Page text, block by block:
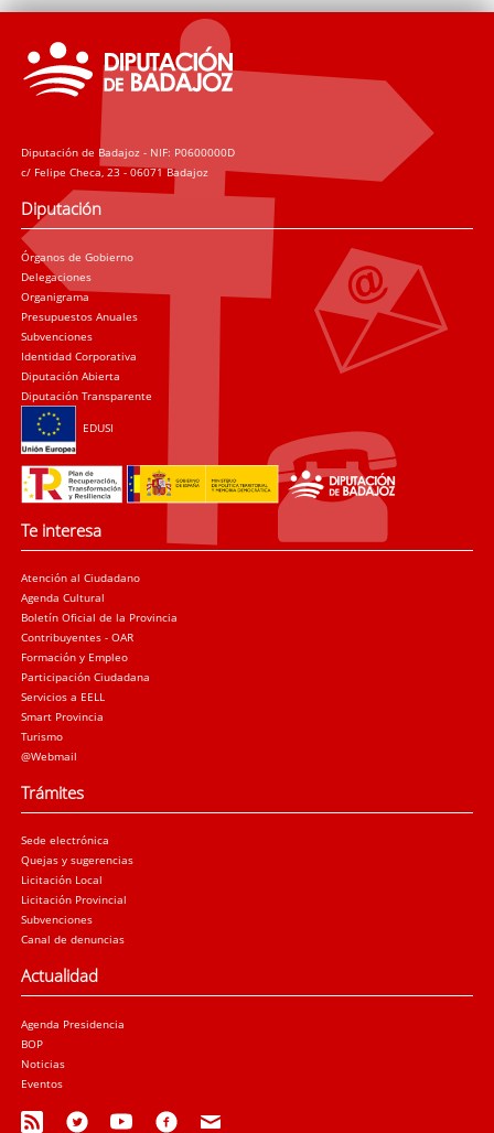
Diputación de Badajoz - NIF: P0600000D
c/ Felipe Checa, 23 - 06071 Badajoz
Diputación
Órganos de Gobierno
Delegaciones
Organigrama
Presupuestos Anuales
Subvenciones
Identidad Corporativa
Diputación Abierta
Diputación Transparente
EDUSI
Te interesa
Atención al Ciudadano
Agenda Cultural
Boletín Oficial de la Provincia
Contribuyentes - OAR
Formación y Empleo
Participación Ciudadana
Servicios a EELL
Smart Provincia
Turismo
@Webmail
Trámites
Sede electrónica
Quejas y sugerencias
Licitación Local
Licitación Provincial
Subvenciones
Canal de denuncias
Actualidad
Agenda Presidencia
BOP
Noticias
Eventos